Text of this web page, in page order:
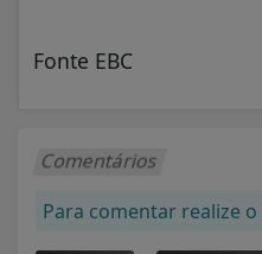
Fonte EBC
Comentários
Para comentar realize